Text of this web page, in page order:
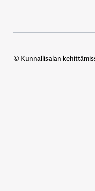
© Kunnallisalan